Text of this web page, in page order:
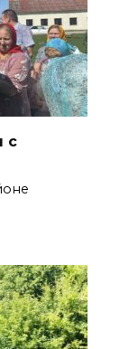
с